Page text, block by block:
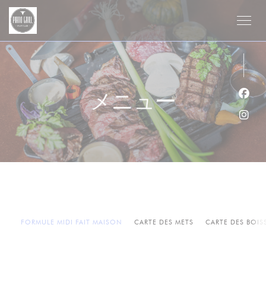
クッキー利用の管理について
メニュー
FORMULE MIDI FAIT MAISON CARTE DES METS CARTE DES